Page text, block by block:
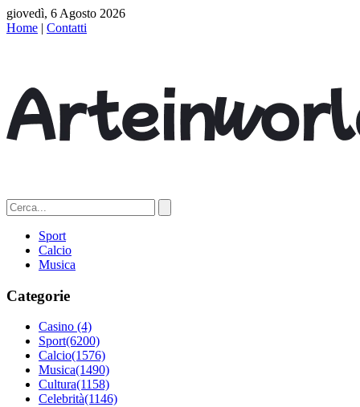
giovedì, 6 Agosto 2026
Home | Contatti
Sport
Calcio
Musica
Categorie
Casino (4)
Sport(6200)
Calcio(1576)
Musica(1490)
Cultura(1158)
Celebrità(1146)